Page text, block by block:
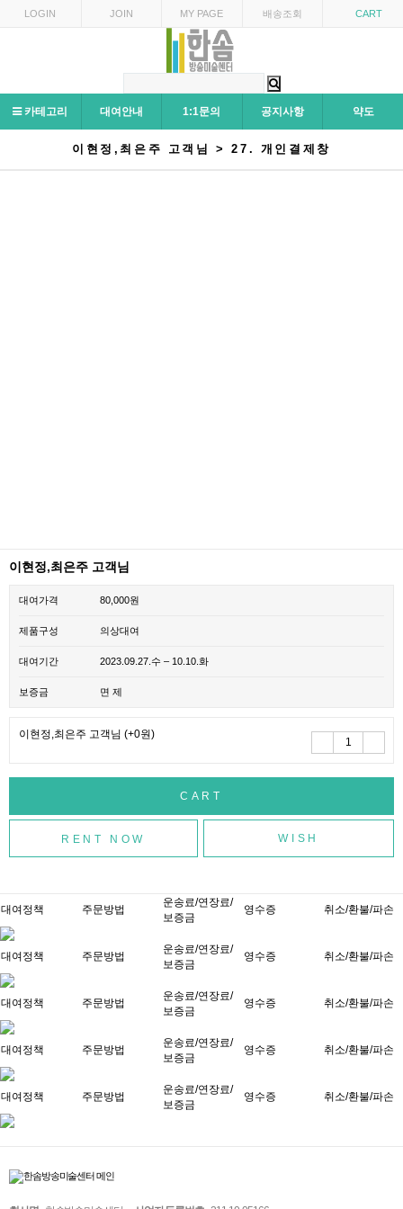
LOGIN JOIN MY PAGE 배송조회 CART
카테고리 대여안내 1:1문의 공지사항 약도
이현정,최은주 고객님 > 27. 개인결제창
이현정,최은주 고객님
대여가격 80,000원
제품구성 의상대여
대여기간 2023.09.27.수 – 10.10.화
보증금 면 제
이현정,최은주 고객님 (+0원)
WISH
대여정책 주문방법
운송료/연장료/
보증금
영수증 취소/환불/파손
대여정책 주문방법
운송료/연장료/
보증금
영수증 취소/환불/파손
대여정책 주문방법
운송료/연장료/
보증금
영수증 취소/환불/파손
대여정책 주문방법
운송료/연장료/
보증금
영수증 취소/환불/파손
대여정책 주문방법
운송료/연장료/
보증금
영수증 취소/환불/파손